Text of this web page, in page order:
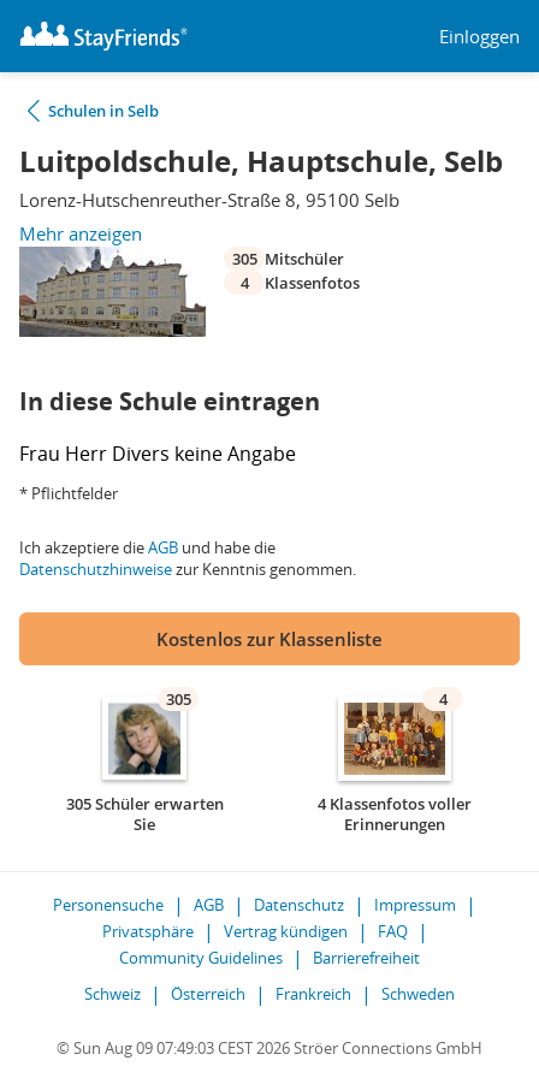
Einloggen
Schulen in Selb
Luitpoldschule, Hauptschule, Selb
Lorenz-Hutschenreuther-Straße 8, 95100 Selb
Mehr anzeigen
305 Mitschüler
4
Klassenfotos
In diese Schule eintragen
Frau Herr Divers keine Angabe
* Pflichtfelder
Ich akzeptiere dieAGB und habe die
Datenschutzhinweisezur Kenntnis genommen.
Kostenlos zur Klassenliste
305
305 Schüler erwarten
Sie
4
4 Klassenfotos voller
Erinnerungen
Personensuche AGB Datenschutz
Impressum
Privatsphäre
Vertrag kündigen
FAQ
Community Guidelines
Barrierefreiheit
Schweiz
Österreich Frankreich Schweden
© Sun Aug 09 07:49:03 CEST 2026 Ströer Connections GmbH